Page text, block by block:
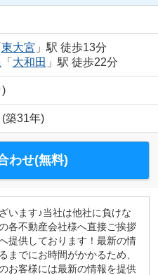
東大宮 」駅 徒歩13分
「 大和田 」駅 徒歩22分
築31年)
わせ(無料)
います♪当社は他社に負けな
各不動産会社様へ直接ご挨拶
提供しております！最新の情
までにお時間がかかるため、
お客様には最新の情報を提供